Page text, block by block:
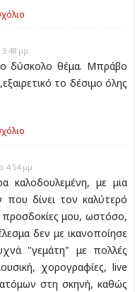
μμ
δύσκολο θέμα. Μπράβο
το δέσιμο όλης
4:54 μμ
καλοδουλεμένη, με μια
δίνει τον καλύτερό
προσδοκίες μου, ωστόσο,
δεν με ικανοποίησε
"γεμάτη" με πολλές
χορογραφίες, live
στη σκηνή, καθώς